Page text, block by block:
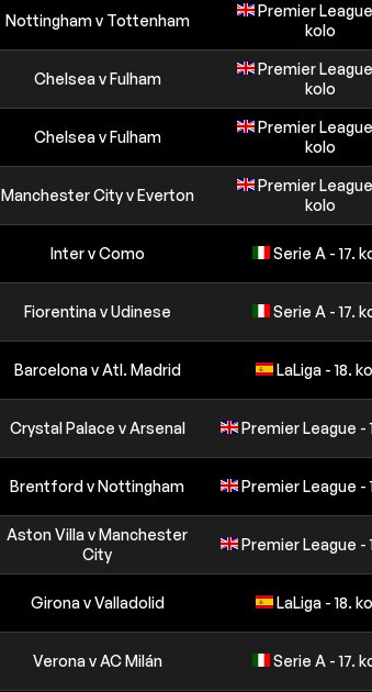
Nottingham v Tottenham
Premier League
kolo
Chelsea v Fulham
Premier League
kolo
Chelsea v Fulham
Premier League
kolo
Manchester City v Everton
Premier League
kolo
Inter v Como Serie A - 17.
Fiorentina v Udinese Serie A - 17.
Barcelona v Atl. Madrid LaLiga - 18.
Crystal Palace v Arsenal Premier League -
Brentford v Nottingham Premier League -
Aston Villa v Manchester
City
Premier League -
Girona v Valladolid LaLiga - 18.
Verona v AC Milán Serie A - 17.